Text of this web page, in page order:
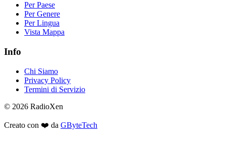
Per Paese
Per Genere
Per Lingua
Vista Mappa
Info
Chi Siamo
Privacy Policy
Termini di Servizio
© 2026 RadioXen
Creato con ❤️ da GByteTech